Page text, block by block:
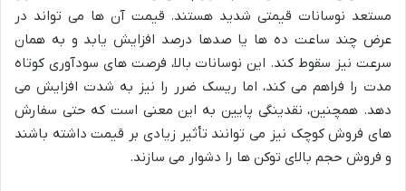
مستعد نوسانات قیمتی شدید هستند. قیمت آن ها می تواند در
عرض چند ساعت ده ها یا صدها درصد افزایش یابد و به همان
سرعت نیز سقوط کند. این نوسانات بالا، فرصت های سودآوری کوتاه
مدت را فراهم می کند، اما ریسک ضرر را نیز به شدت افزایش می
دهد. همچنین، نقدینگی پایین به این معنی است که حتی سفارش
های فروش کوچک نیز می توانند تأثیر زیادی بر قیمت داشته باشند
و فروش حجم بالای توکن ها را دشوار می سازند.